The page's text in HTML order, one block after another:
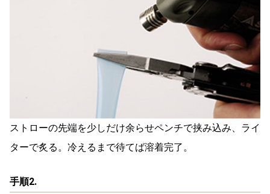
ストローの先端を少しだけ余らせペンチで挟み込み、ライ
ターで炙る。冷えるまで待てば溶着完了。
手順2.